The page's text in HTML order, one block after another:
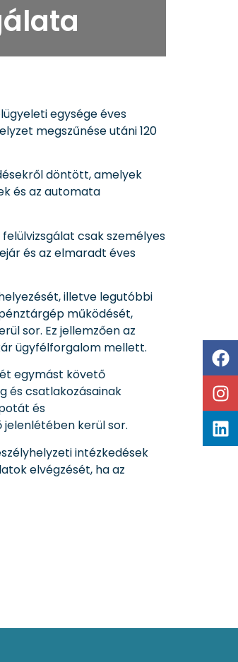
egysége éves
megszűnése utáni 120
döntött, amelyek
és az automata
csak személyes
és az elmaradt éves
illetve legutóbbi
működését,
sor. Ez jellemzően az
ügyfélforgalom mellett.
egymást követő
és csatlakozásainak
és
kerül sor.
intézkedések
elvégzését, ha az